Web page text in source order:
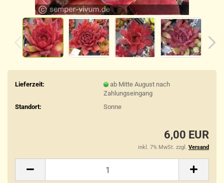
Lieferzeit:
ab Mitte August nach
Zahlungseingang
Standort:
Sonne
6,00 EUR
inkl. 7% MwSt. zzgl. Versand